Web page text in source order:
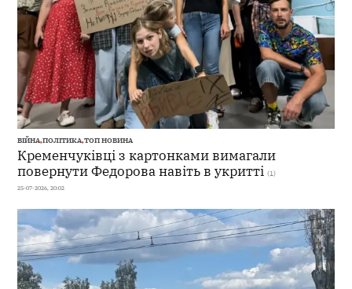
ВІЙНА,ПОЛІТИКА,ТОП НОВИНА
Кременчуківці з картонками вимагали
повернути Федорова навіть в укритті (1)
25-07-2026, 20:02